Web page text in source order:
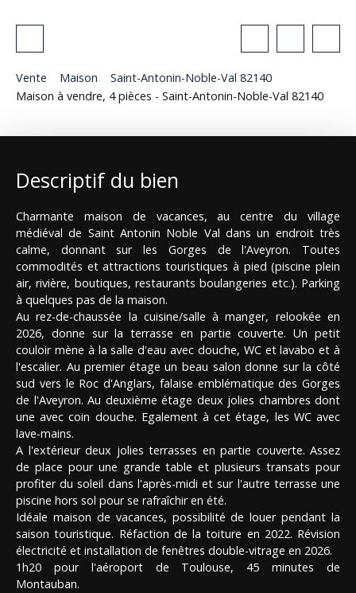
Vente Maison
Saint-Antonin-Noble-Val 82140
Maison à vendre, 4 pièces - Saint-Antonin-Noble-Val 82140
Descriptif du bien
Charmante maison de vacances, au centre du village
médiéval de Saint Antonin Noble Val dans un endroit très
calme, donnant sur les Gorges de l'Aveyron. Toutes
commodités et attractions touristiques à pied (piscine plein
air, rivière, boutiques, restaurants boulangeries etc.). Parking
à quelques pas de la maison.
Au rez-de-chaussée la cuisine/salle à manger, relookée en
2026, donne sur la terrasse en partie couverte. Un petit
couloir mène à la salle d'eau avec douche, WC et lavabo et à
l'escalier. Au premier étage un beau salon donne sur la côté
sud vers le Roc d'Anglars, falaise emblématique des Gorges
de l'Aveyron. Au deuxième étage deux jolies chambres dont
une avec coin douche. Egalement à cet étage, les WC avec
lave-mains.
A l'extérieur deux jolies terrasses en partie couverte. Assez
de place pour une grande table et plusieurs transats pour
profiter du soleil dans l'après-midi et sur l'autre terrasse une
piscine hors sol pour se rafraîchir en été.
Idéale maison de vacances, possibilité de louer pendant la
saison touristique. Réfaction de la toiture en 2022. Révision
électricité et installation de fenêtres double-vitrage en 2026.
1h20 pour l'aéroport de Toulouse, 45 minutes de
Montauban.